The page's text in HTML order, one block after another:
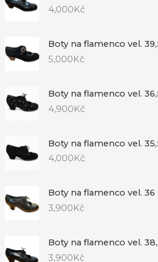
4,000Kč
Boty na flamenco vel.
5,000Kč
Boty na flamenco vel.
4,900Kč
Boty na flamenco vel.
4,000 Kč
Boty na flamenco vel. 36
3,900Kč
Boty na flamenco vel.
3,900Kč